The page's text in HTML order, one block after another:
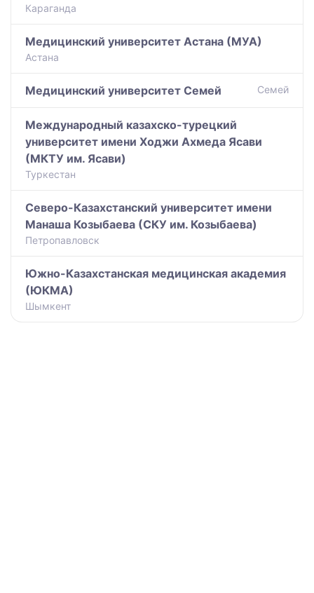
Караганда
Медицинский университет Астана (МУА)
Астана
Медицинский университет Семей Семей
Международный казахско-турецкий
университет имени Ходжи Ахмеда Ясави
(МКТУ им. Ясави)
Туркестан
Северо-Казахстанский университет имени
Манаша Козыбаева (СКУ им. Козыбаева)
Петропавловск
Южно-Казахстанская медицинская академия
(ЮКМА)
Шымкент